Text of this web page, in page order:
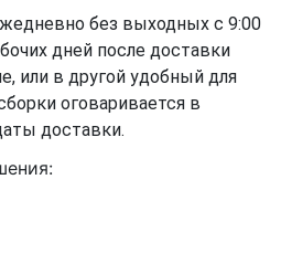
без выходных с 9:00
дней после доставки
или в другой удобный для
оговаривается в
доставки.